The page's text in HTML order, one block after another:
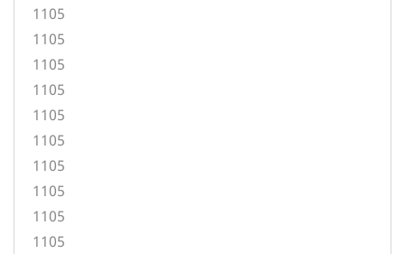
1105
1105
1105
1105
1105
1105
1105
1105
1105
1105